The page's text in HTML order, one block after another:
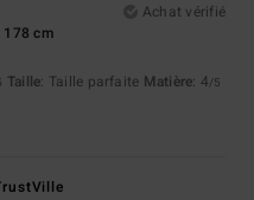
Achat vérifié
178 cm
Taille: Taille parfaite Matière: 4/5